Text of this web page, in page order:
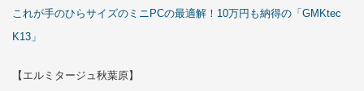
これが手のひらサイズのミニPCの最適解！10万円も納得の「GMKtec
K13」
【エルミタージュ秋葉原】